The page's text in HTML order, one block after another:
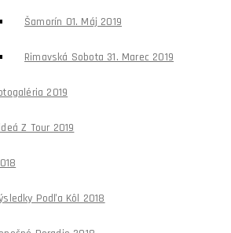
Šamorín 01. Máj 2019
Rimavská Sobota 31. Marec 2019
2019
Z Tour 2019
Podľa Kôl 2018